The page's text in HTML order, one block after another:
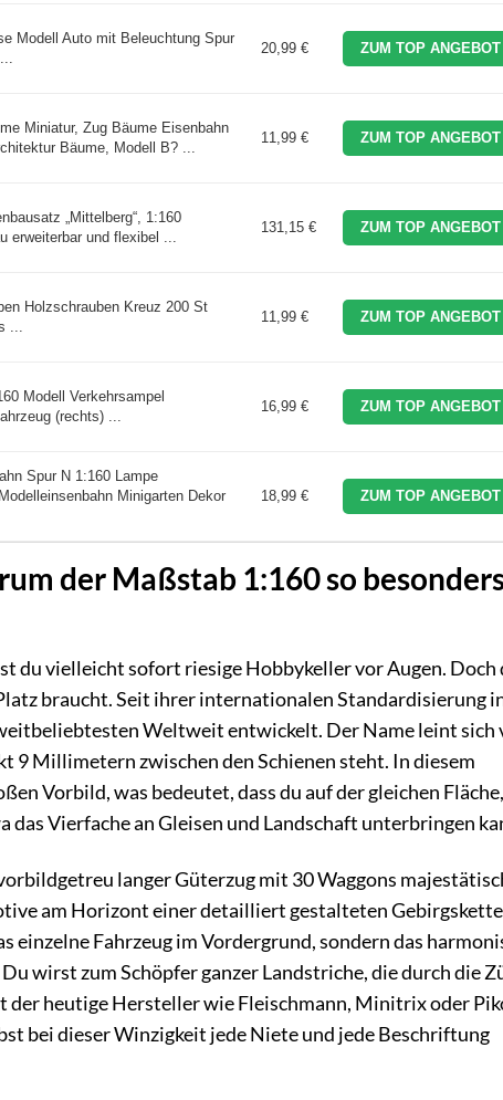
Modell Auto mit Beleuchtung Spur
20,99 € ZUM TOP
Miniatur, Zug Bäume Eisenbahn
Bäume, Modell B? ...
11,99 € ZUM TOP
„Mittelberg“, 1:160
erweiterbar und flexibel ...
131,15 € ZUM TOP
Holzschrauben Kreuz 200 St
...
11,99 € ZUM TOP
Modell Verkehrsampel
(rechts) ...
16,99 € ZUM TOP
Spur N 1:160 Lampe
Minigarten Dekor
18,99 € ZUM TOP
der Maßstab 1:160 so
du vielleicht sofort riesige Hobbykeller vor Augen. Doch
braucht. Seit ihrer internationalen Standardisierung
Weltweit entwickelt. Der Name leint sich
9 Millimetern zwischen den Schienen steht. In diesem
Vorbild, was bedeutet, dass du auf der gleichen
Vierfache an Gleisen und Landschaft unterbringen
langer Güterzug mit 30 Waggons
am Horizont einer detailliert gestalteten Gebirgskette
einzelne Fahrzeug im Vordergrund, sondern das
wirst zum Schöpfer ganzer Landstriche, die durch die
der heutige Hersteller wie Fleischmann, Minitrix oder
bei dieser Winzigkeit jede Niete und jede Beschriftung